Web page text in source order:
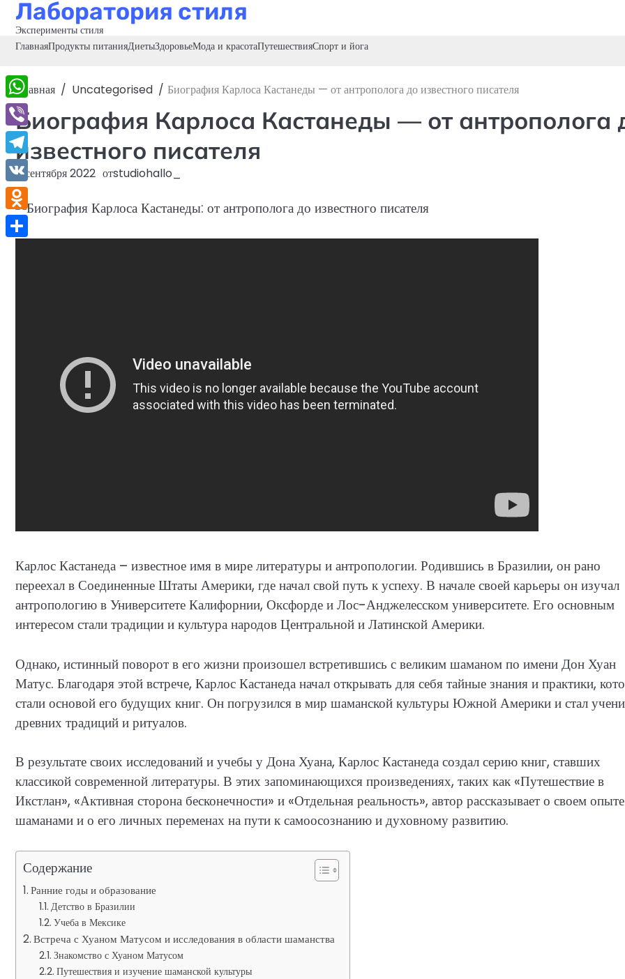
Перейти
содержимому
Лаборатория стиля
Эксперименты стиля
ГлавнаяПродукты питанияДиетыЗдоровьеМода и красотаПутешествияСпорт и йога
Главная Uncategorised Биография Карлоса Кастанеды — от антрополога до известного писателя
Биография Карлоса Кастанеды — от антрополога
известного писателя
8 сентября 2022 отstudiohallo_
Карлос Кастанеда – известное имя в мире литературы и антропологии. Родившись в Бразилии, он рано
переехал в Соединенные Штаты Америки, где начал свой путь к успеху. В начале своей карьеры он изучал
антропологию в Университете Калифорнии, Оксфорде и Лос-Анджелесском университете. Его основным
интересом стали традиции и культура народов Центральной и Латинской Америки.
Однако, истинный поворот в его жизни произошел встретившись с великим шаманом по имени Дон Хуан
Матус. Благодаря этой встрече, Карлос Кастанеда начал открывать для себя тайные знания и практики,
стали основой его будущих книг. Он погрузился в мир шаманской культуры Южной Америки и стал
древних традиций и ритуалов.
В результате своих исследований и учебы у Дона Хуана, Карлос Кастанеда создал серию книг, ставших
классикой современной литературы. В этих запоминающихся произведениях, таких как «Путешествие в
Икстлан», «Активная сторона бесконечности» и «Отдельная реальность», автор рассказывает о своем
шаманами и о его личных переменах на пути к самоосознанию и духовному развитию.
Содержание
Ранние годы и образование
Детство в Бразилии
Учеба в Мексике
Встреча с Хуаном Матусом и исследования в области шаманства
Знакомство с Хуаном Матусом
Путешествия и изучение шаманской культуры
WhatsApp
Viber
Telegram
VK
Odnoklassniki